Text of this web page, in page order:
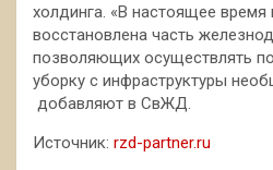
холдинга. «В настоящее время
восстановлена часть
позволяющих осуществлять
уборку с инфраструктуры
добавляют в СвЖД.
Источник: rzd-partner.ru